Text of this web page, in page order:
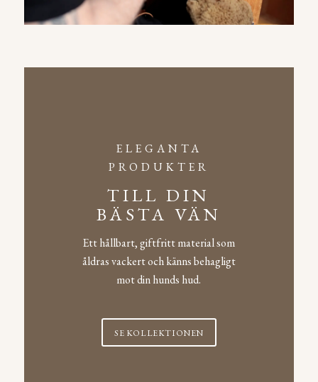
ELEGANTA
PRODUKTER
TILL DIN
BÄSTA VÄN
Ett hållbart, giftfritt material som
åldras vackert och känns behagligt
mot din hunds hud.
SE KOLLEKTIONEN